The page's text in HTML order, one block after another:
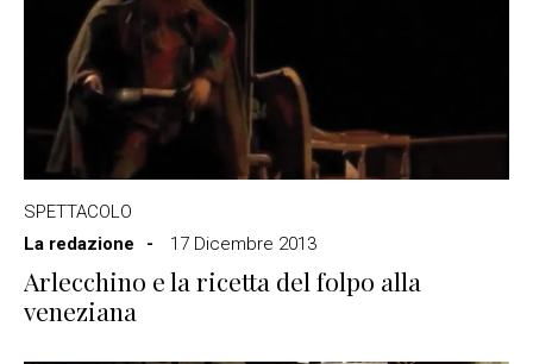
SPETTACOLO
La redazione
17 Dicembre 2013
Arlecchino e la ricetta del folpo alla
veneziana